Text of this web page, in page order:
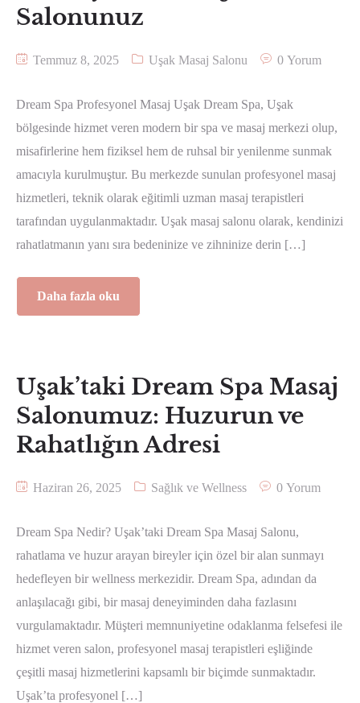
Salonunuz
Temmuz 8, 2025 Uşak Masaj Salonu 0 Yorum
Dream Spa Profesyonel Masaj Uşak Dream Spa, Uşak
bölgesinde hizmet veren modern bir spa ve masaj merkezi olup,
misafirlerine hem fiziksel hem de ruhsal bir yenilenme sunmak
amacıyla kurulmuştur. Bu merkezde sunulan profesyonel masaj
hizmetleri, teknik olarak eğitimli uzman masaj terapistleri
tarafından uygulanmaktadır. Uşak masaj salonu olarak, kendinizi
rahatlatmanın yanı sıra bedeninize ve zihninize derin […]
Daha fazla oku
Uşak’taki Dream Spa Masaj
Salonumuz: Huzurun ve
Rahatlığın Adresi
Haziran 26, 2025 Sağlık ve Wellness 0 Yorum
Dream Spa Nedir? Uşak’taki Dream Spa Masaj Salonu,
rahatlama ve huzur arayan bireyler için özel bir alan sunmayı
hedefleyen bir wellness merkezidir. Dream Spa, adından da
anlaşılacağı gibi, bir masaj deneyiminden daha fazlasını
vurgulamaktadır. Müşteri memnuniyetine odaklanma felsefesi ile
hizmet veren salon, profesyonel masaj terapistleri eşliğinde
çeşitli masaj hizmetlerini kapsamlı bir biçimde sunmaktadır.
Uşak’ta profesyonel […]